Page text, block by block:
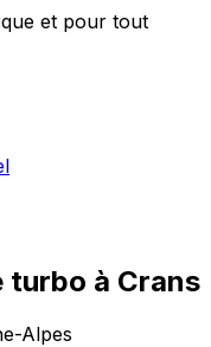
et pour tout
turbo à Crans
Alpes